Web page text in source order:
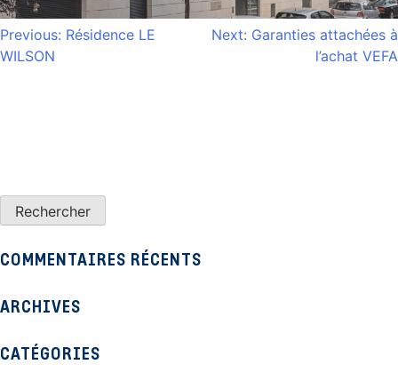
NAVIGATION
DE
Previous: Résidence LE
WILSON
Next: Garanties attachées à
l’achat VEFA
COMMENTAIRES RÉCENTS
ARCHIVES
CATÉGORIES